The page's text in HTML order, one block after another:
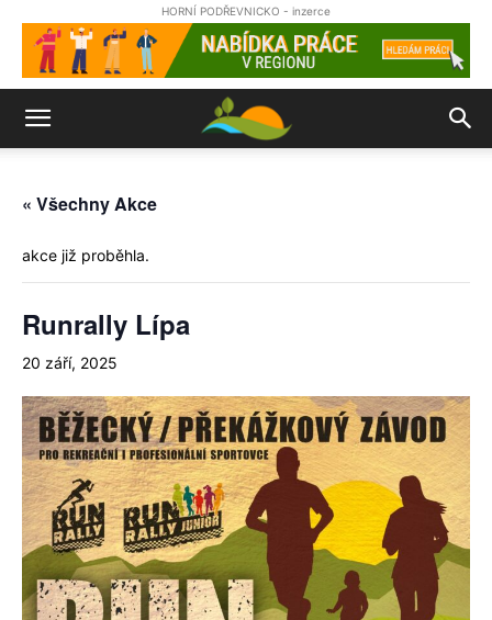
HORNÍ PODŘEVNICKO - inzerce
« Všechny Akce
akce již proběhla.
Runrally Lípa
20 září, 2025